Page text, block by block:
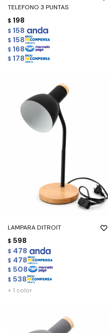
TELEFONO 3 PUNTAS
$ 198
$ 158
$ 158
$ 168
$ 178
LAMPARA DITROIT
$ 598
$ 478
$ 478
$ 508
$ 538
+ 1 color